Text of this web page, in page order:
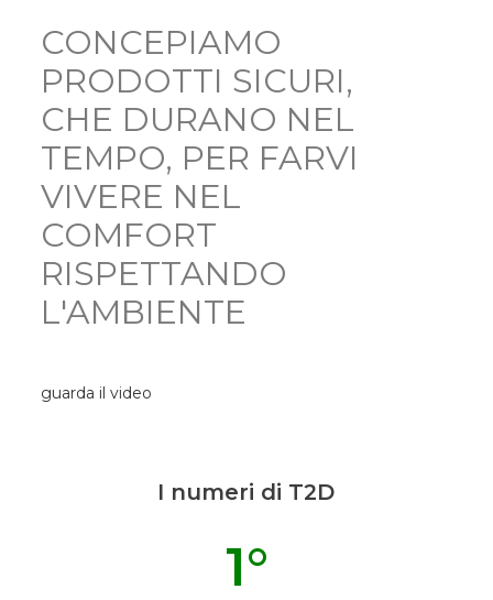
CONCEPIAMO
PRODOTTI SICURI,
CHE DURANO NEL
TEMPO, PER FARVI
VIVERE NEL
COMFORT
RISPETTANDO
L'AMBIENTE
guarda il video
I numeri di T2D
1°